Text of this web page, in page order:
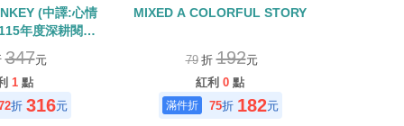
(中譯:心情
年度深耕閱讀
書單)
347元
1 點
折 316元
MIXED A COLORFUL STORY
79 折192元
紅利 0 點
75折 182元